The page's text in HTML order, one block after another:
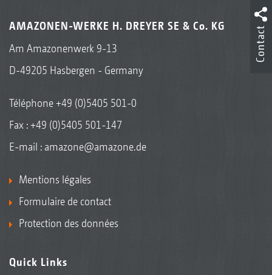
AMAZONEN-WERKE H. DREYER SE & Co. KG
Am Amazonenwerk 9-13
D-49205 Hasbergen - Germany
Téléphone+49 (0)5405 501-0
Fax : +49 (0)5405 501-147
E-mail : amazone@amazone.de
Mentions légales
Formulaire de contact
Protection des données
Quick Links
Contact